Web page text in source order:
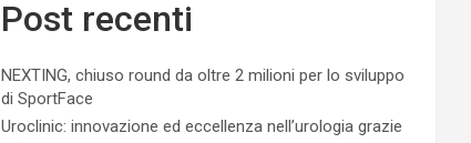
Post recenti
NEXTING, chiuso round da oltre 2 milioni per lo sviluppo
di SportFace
Uroclinic: innovazione ed eccellenza nell’urologia grazie